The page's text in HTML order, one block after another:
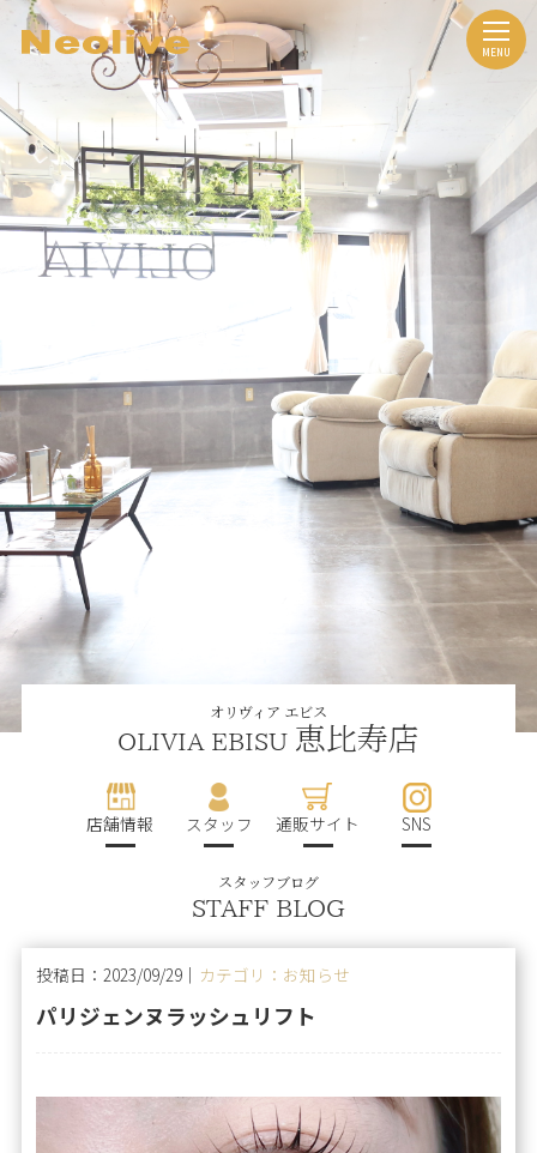
オリヴィア エビス
OLIVIA EBISU 恵比寿店
店舗情報 スタッフ 通販サイト SNS
スタッフブログ
STAFF BLOG
投稿日：2023/09/29｜ カテゴリ：お知らせ
パリジェンヌラッシュリフト